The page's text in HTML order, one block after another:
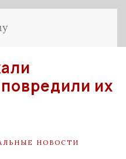
их
НОВОСТИ